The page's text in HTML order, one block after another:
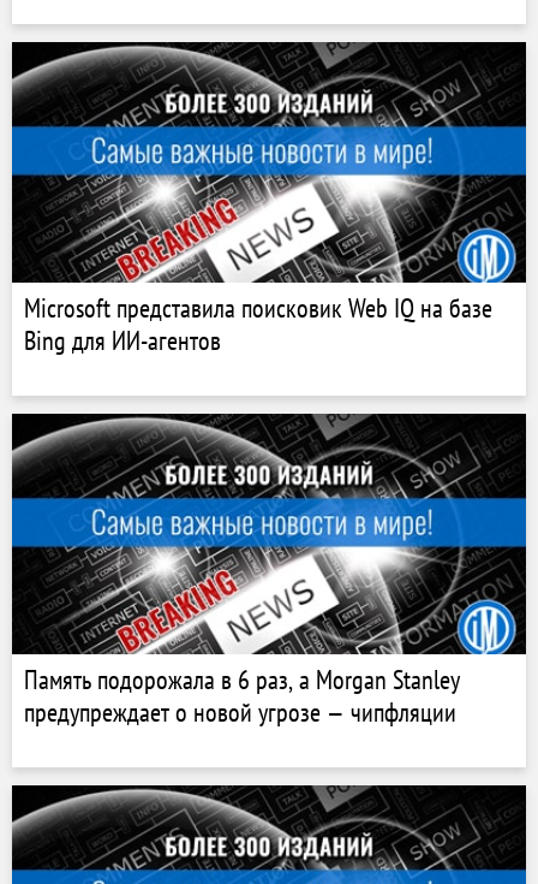
Microsoft представила поисковик Web IQ на базе
Bing для ИИ-агентов
Память подорожала в 6 раз, а Morgan Stanley
предупреждает о новой угрозе — чипфляции